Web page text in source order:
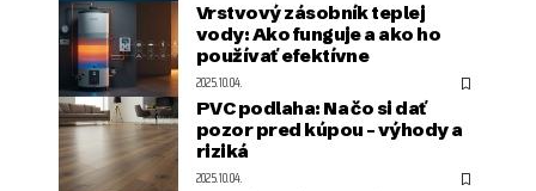
Vrstvový zásobník teplej
vody: Ako funguje a ako ho
používať efektívne
2025.10.04.
PVC podlaha: Na čo si dať
pozor pred kúpou – výhody a
riziká
2025.10.04.